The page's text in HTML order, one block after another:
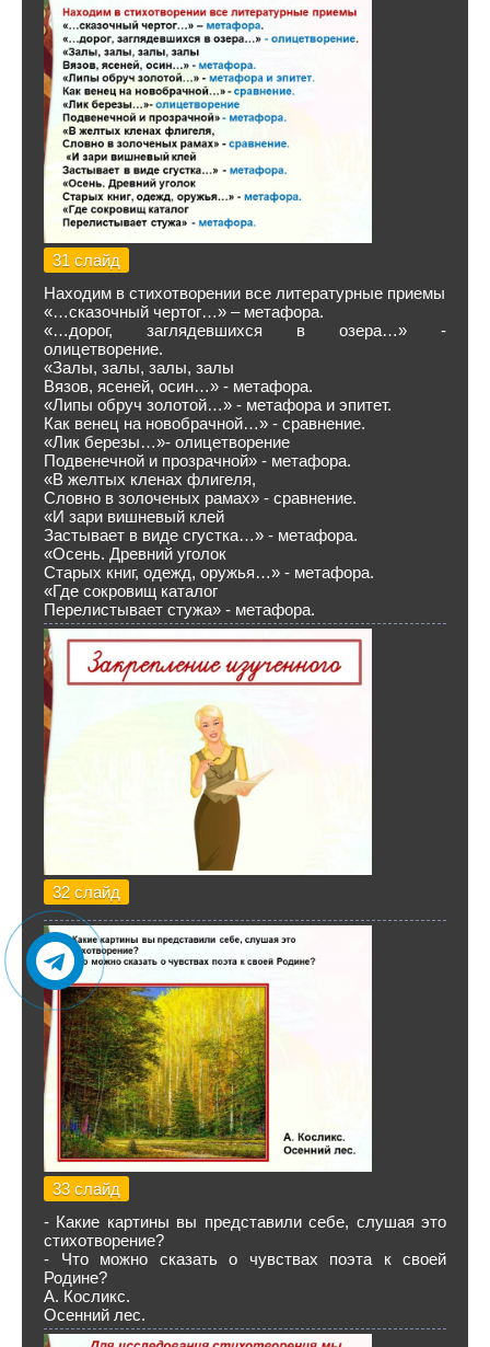
31 слайд
Находим в стихотворении все литературные приемы
«…сказочный чертог…» – метафора.
«…дорог, заглядевшихся в озера…» -
олицетворение.
«Залы, залы, залы, залы
Вязов, ясеней, осин…» - метафора.
«Липы обруч золотой…» - метафора и эпитет.
Как венец на новобрачной…» - сравнение.
«Лик березы…»- олицетворение
Подвенечной и прозрачной» - метафора.
«В желтых кленах флигеля,
Словно в золоченых рамах» - сравнение.
«И зари вишневый клей
Застывает в виде сгустка…» - метафора.
«Осень. Древний уголок
Старых книг, одежд, оружья…» - метафора.
«Где сокровищ каталог
Перелистывает стужа» - метафора.
32 слайд
33 слайд
- Какие картины вы представили себе, слушая это
стихотворение?
- Что можно сказать о чувствах поэта к своей
Родине?
А. Косликс.
Осенний лес.